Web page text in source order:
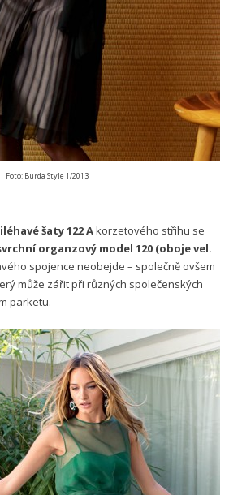
Foto: Burda Style 1/2013
šaty 122 Akorzetového střihu se
organzový model 120 (oboje vel.
spojence neobejde – společně ovšem
může zářit při různých společenských
parketu.